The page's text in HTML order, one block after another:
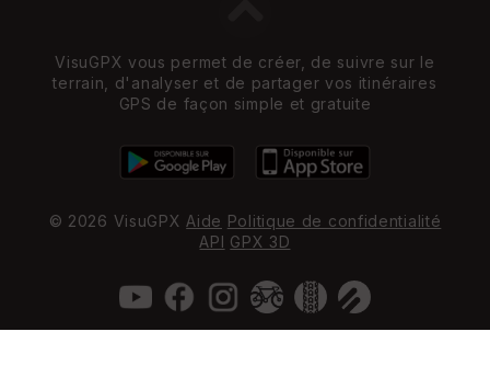
VisuGPX vous permet de créer, de suivre sur le
terrain, d'analyser et de partager vos itinéraires
GPS de façon simple et gratuite
© 2026 VisuGPX Aide Politique de confidentialité
API GPX 3D